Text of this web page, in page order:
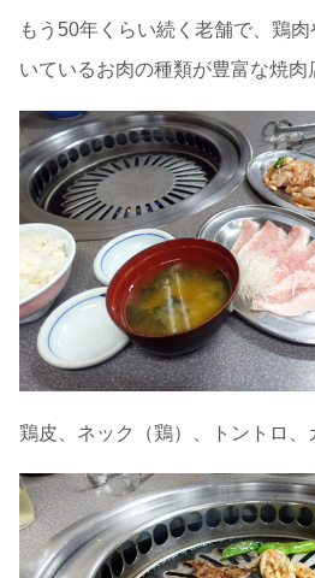
もう50年くらい続く老舗で、鶏
いているお肉の種類が豊富な焼肉
鶏皮、ネック（鶏）、トントロ、